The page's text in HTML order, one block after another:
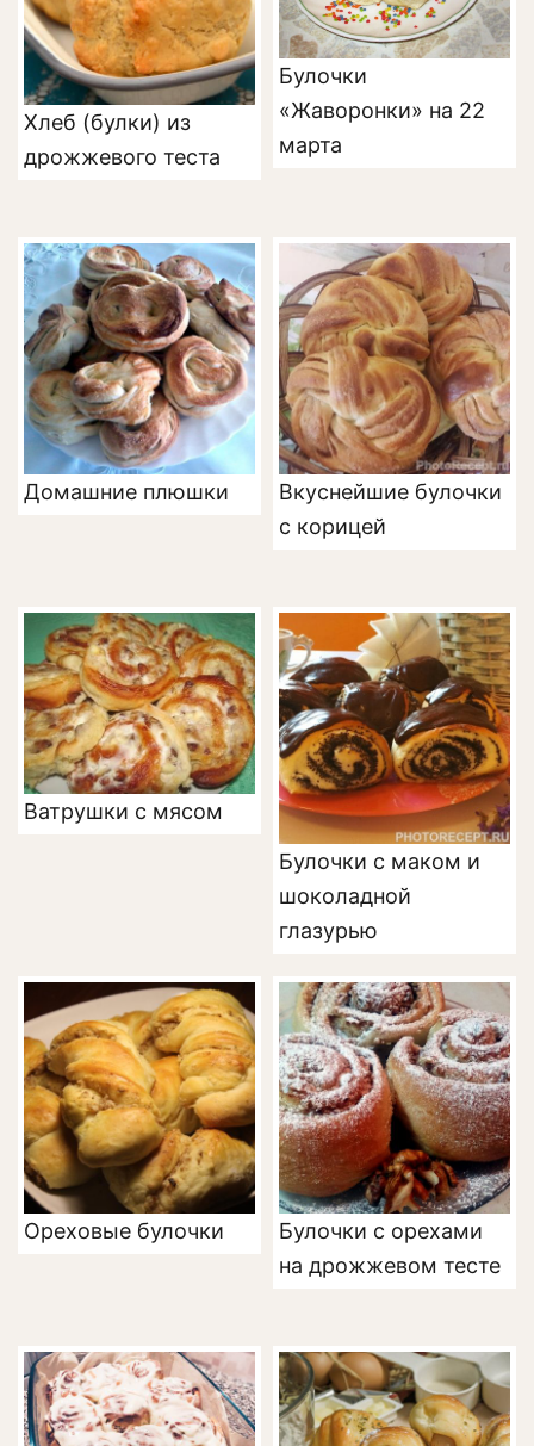
Хлеб (булки) из
дрожжевого теста
Булочки
«Жаворонки» на 22
марта
Домашние плюшки
Вкуснейшие булочки
с корицей
Ватрушки с мясом
Булочки с маком и
шоколадной
глазурью
Ореховые булочки
Булочки с орехами
на дрожжевом тесте